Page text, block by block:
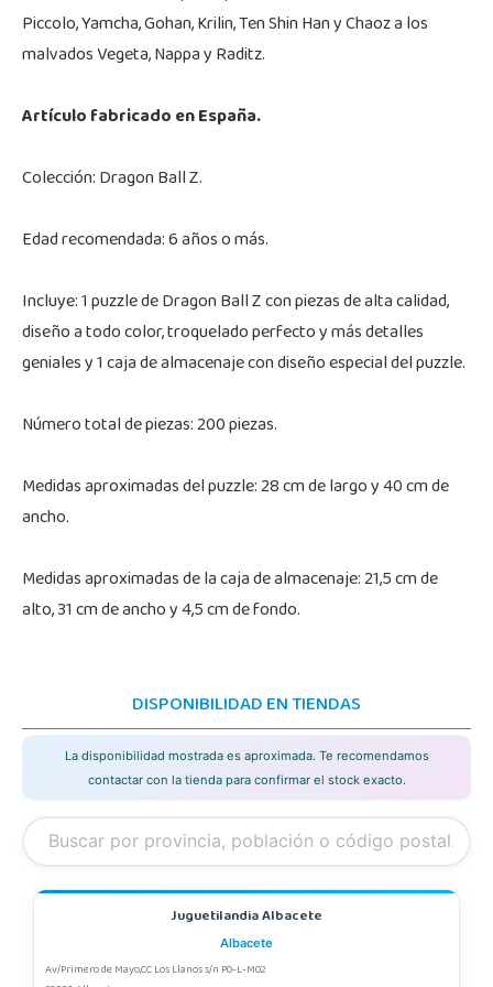
Piccolo, Yamcha, Gohan, Krilin, Ten Shin Han y Chaoz a los
malvados Vegeta, Nappa y Raditz.
Artículo fabricado en España.
Colección: Dragon Ball Z.
Edad recomendada: 6 años o más.
Incluye: 1 puzzle de Dragon Ball Z con piezas de alta calidad,
diseño a todo color, troquelado perfecto y más detalles
geniales y 1 caja de almacenaje con diseño especial del puzzle.
Número total de piezas: 200 piezas.
Medidas aproximadas del puzzle: 28 cm de largo y 40 cm de
ancho.
Medidas aproximadas de la caja de almacenaje: 21,5 cm de
alto, 31 cm de ancho y 4,5 cm de fondo.
DISPONIBILIDAD EN TIENDAS
La disponibilidad mostrada es aproximada. Te recomendamos
contactar con la tienda para confirmar el stock exacto.
Juguetilandia Albacete
Albacete
Av/Primero de Mayo,CC Los Llanos s/n P0-L-M02